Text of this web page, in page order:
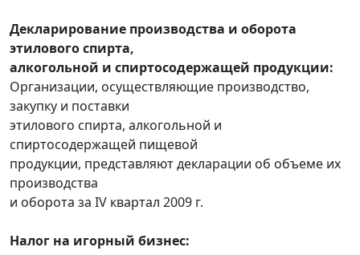
Декларирование производства и оборота
этилового спирта,
алкогольной и спиртосодержащей продукции:
Организации, осуществляющие производство,
закупку и поставки
этилового спирта, алкогольной и
спиртосодержащей пищевой
продукции, представляют декларации об объеме их
производства
и оборота за IV квартал 2009 г.
Налог на игорный бизнес: